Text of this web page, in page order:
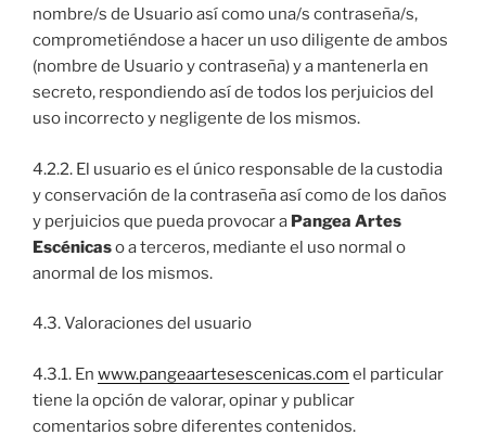
nombre/s de Usuario así como una/s contraseña/s,
comprometiéndose a hacer un uso diligente de ambos
(nombre de Usuario y contraseña) y a mantenerla en
secreto, respondiendo así de todos los perjuicios del
uso incorrecto y negligente de los mismos.
4.2.2. El usuario es el único responsable de la custodia
y conservación de la contraseña así como de los daños
y perjuicios que pueda provocar a Pangea Artes
Escénicaso a terceros, mediante el uso normal o
anormal de los mismos.
4.3. Valoraciones del usuario
4.3.1. En www.pangeaartesescenicas.com el particular
tiene la opción de valorar, opinar y publicar
comentarios sobre diferentes contenidos.